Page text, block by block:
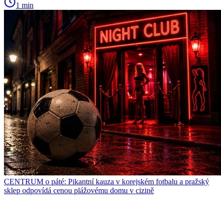
1 min
CENTRUM o páté: Pikantní kauza v korejském fotbalu a pražský
sklep odpovídá cenou plážovému domu v cizině